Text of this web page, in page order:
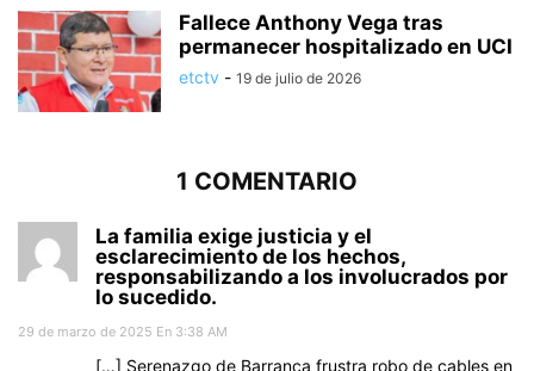
Fallece Anthony Vega tras
permanecer hospitalizado en UCI
etctv - 19 de julio de 2026
1 COMENTARIO
La familia exige justicia y el
esclarecimiento de los hechos,
responsabilizando a los involucrados por
lo sucedido.
29 de marzo de 2025 En 3:38 AM
[…] Serenazgo de Barranca frustra robo de cables en